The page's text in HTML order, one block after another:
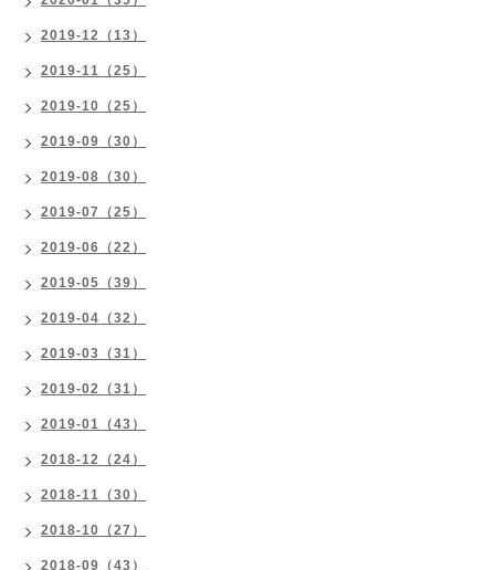
2019-12（13）
2019-11（25）
2019-10（25）
2019-09（30）
2019-08（30）
2019-07（25）
2019-06（22）
2019-05（39）
2019-04（32）
2019-03（31）
2019-02（31）
2019-01（43）
2018-12（24）
2018-11（30）
2018-10（27）
2018-09（43）